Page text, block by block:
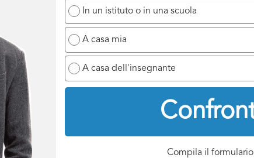
In un istituto o in una scuola
A casa mia
A casa dell'insegnante
Compila il